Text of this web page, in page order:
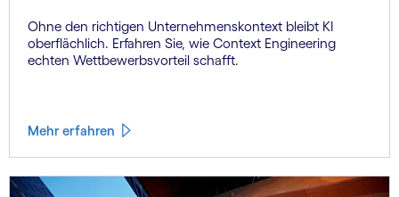
Ohne den richtigen Unternehmenskontext bleibt KI
oberflächlich. Erfahren Sie, wie Context Engineering
echten Wettbewerbsvorteil schafft.
Mehr erfahren